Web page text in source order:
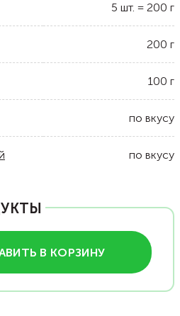
5 шт. = 200 г
200 г
100 г
по вкусу
по вкусу
В КОРЗИНУ